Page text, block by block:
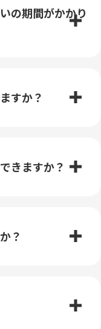
の期間がかかり
すか？
きますか？
？